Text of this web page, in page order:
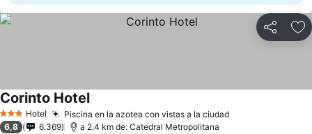
Compartir
3 Estrellas
Hotel Piscina en la azotea con vistas a la ciudad
Corinto Hotel
6,8 6.369 a 2.4 km de: Catedral Metropolitana